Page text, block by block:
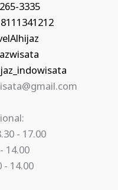
3335
- 17.00
14.00
- 14.00